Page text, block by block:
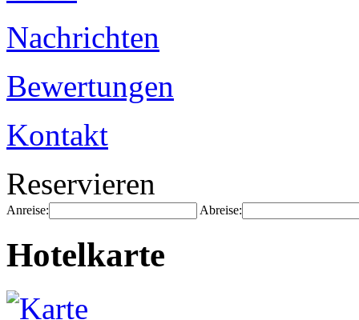
Nachrichten
Bewertungen
Kontakt
Reservieren
Anreise: Abreise:
Hotelkarte